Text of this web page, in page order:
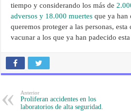
tiempo y considerando los más de
adversos y 18.000 muertes que ya han
queremos proteger a las personas, esta
vacunar a los que ya han padecido
Anterior
Proliferan accidentes en los
laboratorios de alta seguridad.